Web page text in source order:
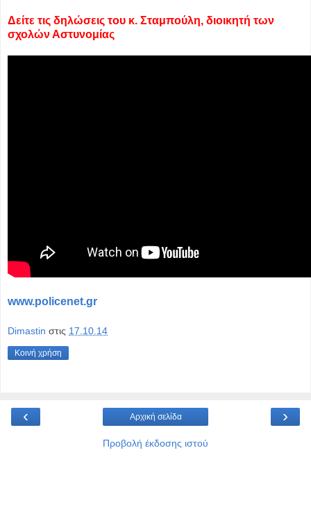
Δείτε τις δηλώσεις του κ. Σταμπούλη, διοικητή των
σχολών Αστυνομίας
www.policenet.gr
Dimastin στις 17.10.14
Κοινή χρήση
‹ ›
Αρχική σελίδα
Προβολή έκδοσης ιστού